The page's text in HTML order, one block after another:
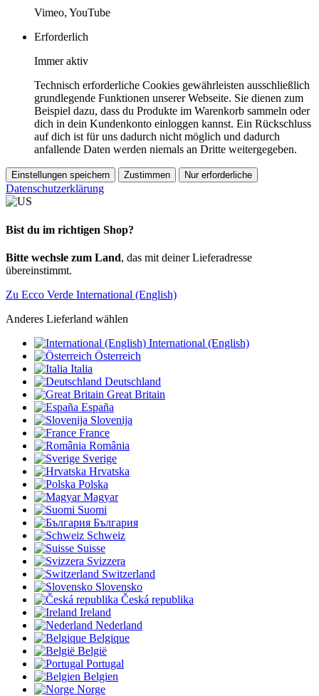
Vimeo, YouTube
Erforderlich
Immer aktiv
Technisch erforderliche Cookies gewährleisten ausschließlich
grundlegende Funktionen unserer Webseite. Sie dienen zum
Beispiel dazu, dass du Produkte im Warenkorb sammeln oder
dich in dein Kundenkonto einloggen kannst. Ein Rückschluss
auf dich ist für uns dadurch nicht möglich und dadurch
anfallende Daten werden niemals an Dritte weitergegeben.
Einstellungen speichern Zustimmen Nur erforderliche
Datenschutzerklärung
Bist du im richtigen Shop?
Bitte wechsle zum Land, das mit deiner Lieferadresse
übereinstimmt.
Zu Ecco Verde International (English)
Anderes Lieferland wählen
International (English)
Österreich
Italia
Deutschland
Great Britain
España
Slovenija
France
România
Sverige
Hrvatska
Polska
Magyar
Suomi
България
Schweiz
Suisse
Svizzera
Switzerland
Slovensko
Česká republika
Ireland
Nederland
Belgique
België
Portugal
Belgien
Norge